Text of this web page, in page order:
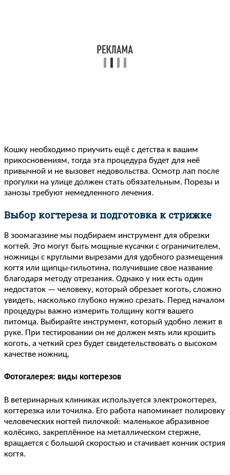
Кошку необходимо приучить ещё с детства к вашим
прикосновениям, тогда эта процедура будет для неё
привычной и не вызовет недовольства. Осмотр лап после
прогулки на улице должен стать обязательным. Порезы и
занозы требуют немедленного лечения.
Выбор когтереза и подготовка к стрижке
В зоомагазине мы подбираем инструмент для обрезки
когтей. Это могут быть мощные кусачки с ограничителем,
ножницы с круглыми вырезами для удобного размещения
когтя или щипцы-гильотина, получившие свое название
благодаря методу отрезания. Однако у них есть один
недостаток — человеку, который обрезает коготь, сложно
увидеть, насколько глубоко нужно срезать. Перед началом
процедуры важно измерить толщину когтя вашего
питомца. Выбирайте инструмент, который удобно лежит в
руке. При тестировании он не должен мять или крошить
коготь, а четкий срез будет свидетельствовать о высоком
качестве ножниц.
Фотогалерея: виды когтерезов
В ветеринарных клиниках используется электрокогтерез,
когтерезка или точилка. Его работа напоминает полировку
человеческих ногтей пилочкой: маленькое абразивное
колёсико, закреплённое на металлическом стержне,
вращается с большой скоростью и стачивает кончик острия
когтя.